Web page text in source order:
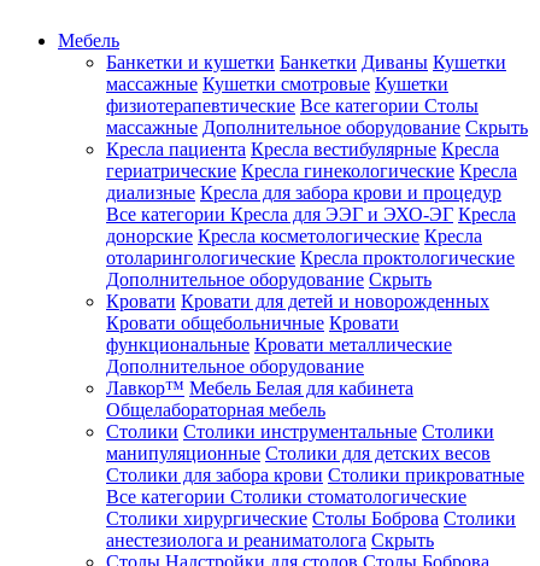
Мебель
Банкетки и кушетки Банкетки Диваны Кушетки
массажные Кушетки смотровые Кушетки
физиотерапевтические Все категории Столы
массажные Дополнительное оборудование Скрыть
Кресла пациента Кресла вестибулярные Кресла
гериатрические Кресла гинекологические Кресла
диализные Кресла для забора крови и процедур
Все категории Кресла для ЭЭГ и ЭХО-ЭГ Кресла
донорские Кресла косметологические Кресла
отоларингологические Кресла проктологические
Дополнительное оборудование Скрыть
Кровати Кровати для детей и новорожденных
Кровати общебольничные Кровати
функциональные Кровати металлические
Дополнительное оборудование
Лавкор™ Мебель Белая для кабинета
Общелабораторная мебель
Столики Столики инструментальные Столики
манипуляционные Столики для детских весов
Столики для забора крови Столики прикроватные
Все категории Столики стоматологические
Столики хирургические Столы Боброва Столики
анестезиолога и реаниматолога Скрыть
Столы Надстройки для столов Столы Боброва